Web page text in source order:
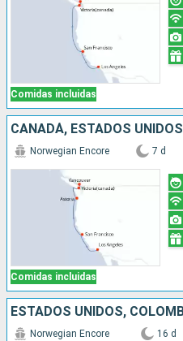
Comidas incluidas
CANADÁ, ESTADOS UNIDOS
Comidas incluidas
Norwegian Encore 7 d
Norwegian Encore 16 d